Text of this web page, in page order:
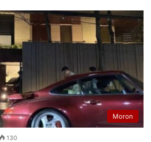
Moron
130